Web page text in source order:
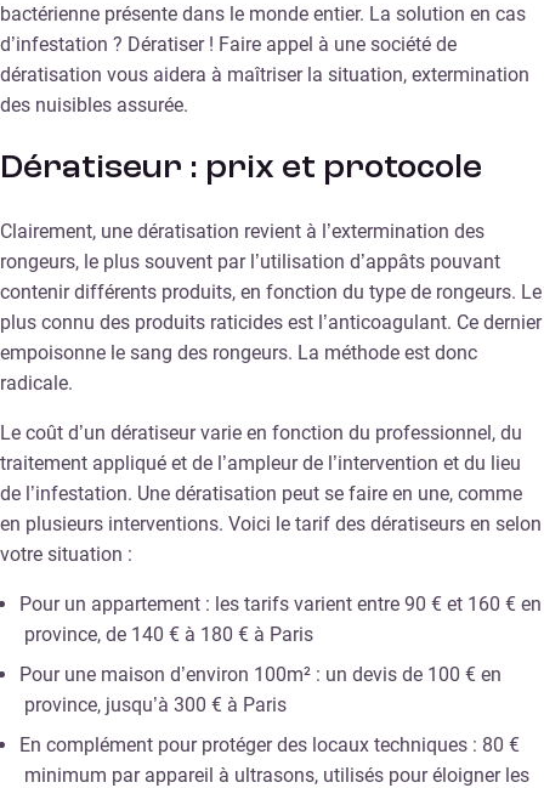
bactérienne présente dans le monde entier. La solution en cas
d’infestation ? Dératiser ! Faire appel à une société de
dératisation vous aidera à maîtriser la situation, extermination
des nuisibles assurée.
Dératiseur : prix et protocole
Clairement, une dératisation revient à l’extermination des
rongeurs, le plus souvent par l’utilisation d’appâts pouvant
contenir différents produits, en fonction du type de rongeurs. Le
plus connu des produits raticides est l’anticoagulant. Ce dernier
empoisonne le sang des rongeurs. La méthode est donc
radicale.
Le coût d’un dératiseur varie en fonction du professionnel, du
traitement appliqué et de l’ampleur de l’intervention et du lieu
de l’infestation. Une dératisation peut se faire en une, comme
en plusieurs interventions. Voici le tarif des dératiseurs en selon
votre situation :
Pour un appartement : les tarifs varient entre 90 € et 160 € en
province, de 140 € à 180 € à Paris
Pour une maison d’environ 100m² : un devis de 100 € en
province, jusqu’à 300 € à Paris
En complément pour protéger des locaux techniques : 80 €
minimum par appareil à ultrasons, utilisés pour éloigner les